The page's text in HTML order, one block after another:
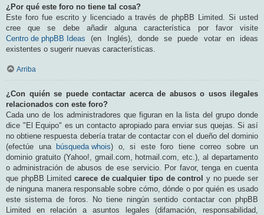
¿Por qué este foro no tiene tal cosa?
Este foro fue escrito y licenciado a través de phpBB Limited. Si usted
cree que se debe añadir alguna característica por favor visite
Centro de phpBB Ideas (en Inglés), donde se puede votar en ideas
existentes o sugerir nuevas características.
Arriba
¿Con quién se puede contactar acerca de abusos o usos ilegales
relacionados con este foro?
Cada uno de los administradores que figuran en la lista del grupo donde
dice "El Equipo" es un contacto apropiado para enviar sus quejas. Si así
no obtiene respuesta debería tratar de contactar con el dueño del dominio
(efectúe una
búsqueda whois) o, si este foro tiene correo sobre un
dominio gratuito (Yahoo!, gmail.com, hotmail.com, etc.), al departamento
o administración de abusos de ese servicio. Por favor, tenga en cuenta
que phpBB Limited carece de cualquier tipo de control y no puede ser
de ninguna manera responsable sobre cómo, dónde o por quién es usado
este sistema de foros. No tiene ningún sentido contactar con phpBB
Limited en relación a asuntos legales (difamación, responsabilidad,